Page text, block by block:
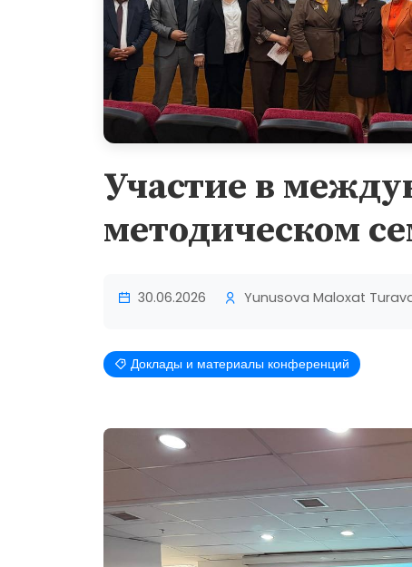
Участие в
методическом
30.06.2026 Yunusova Maloxat
Доклады и материалы конференций